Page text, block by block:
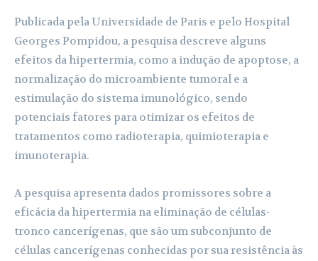
Publicada pela Universidade de Paris e pelo Hospital
Georges Pompidou, a pesquisa descreve alguns
efeitos da hipertermia, como a indução de apoptose, a
normalização do microambiente tumoral e a
estimulação do sistema imunológico, sendo
potenciais fatores para otimizar os efeitos de
tratamentos como radioterapia, quimioterapia e
imunoterapia.
A pesquisa apresenta dados promissores sobre a
eficácia da hipertermia na eliminação de células-
tronco cancerígenas, que são um subconjunto de
células cancerígenas conhecidas por sua resistência às